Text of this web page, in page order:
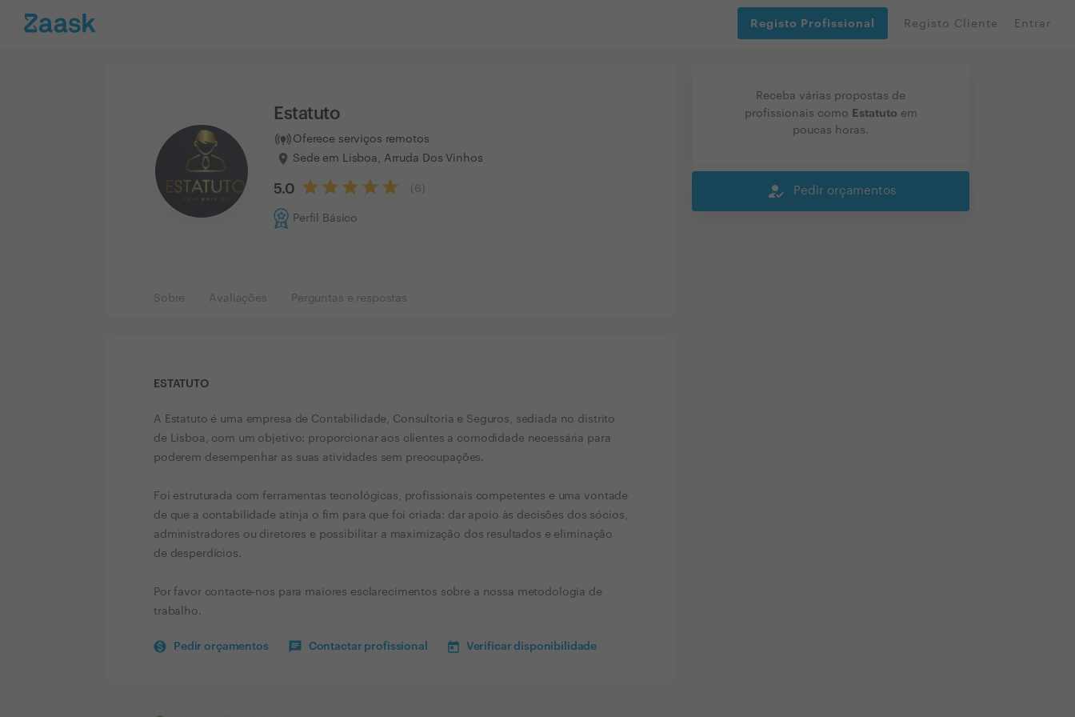
Registo Profissional Registo Cliente Entrar
Estatuto
Oferece serviços remotos
Sede em Lisboa, Arruda Dos Vinhos
5.0 ( 6
Perfil Básico
Sobre Avaliações Perguntas e respostas
ESTATUTO
A Estatuto é uma empresa de Contabilidade, Consultoria e Seguros, sediada no distrito
de Lisboa, com um objetivo: proporcionar aos clientes a comodidade necessária para
poderem desempenhar as suas atividades sem preocupações.
Foi estruturada com ferramentas tecnológicas, profissionais competentes e uma vontade
de que a contabilidade atinja o fim para que foi criada: dar apoio às decisões dos sócios,
administradores ou diretores e possibilitar a maximização dos resultados e eliminação
de desperdícios.
Por favor contacte-nos para maiores esclarecimentos sobre a nossa metodologia de
trabalho.
Pedir orçamentos Contactar profissional Verificar disponibilidade
Receba várias propostas de
profissionais como Estatuto em
poucas horas.
how_to_reg Pedir orçamentos